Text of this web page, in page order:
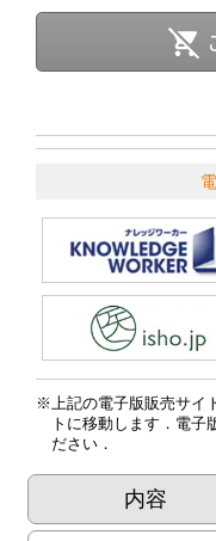
上記の電子版販売サ
トに移動します．電子
ださい．
内容